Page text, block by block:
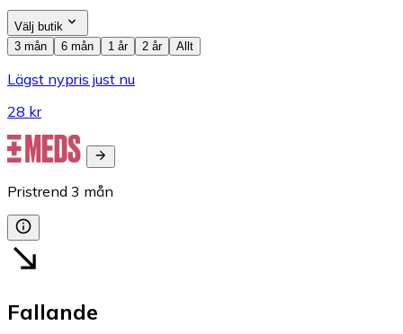
Välj butik
3 mån
6 mån 1 år 2 år Allt
Lägst nypris just nu
28 kr
Pristrend 3 mån
Fallande